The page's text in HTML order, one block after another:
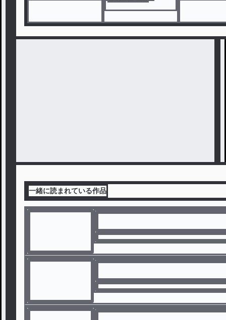
一緒に読まれている作品